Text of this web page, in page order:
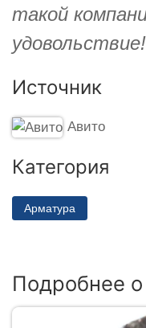
такой
удовольствие!
Источник
Авито
Категория
Арматура
Подробнее о